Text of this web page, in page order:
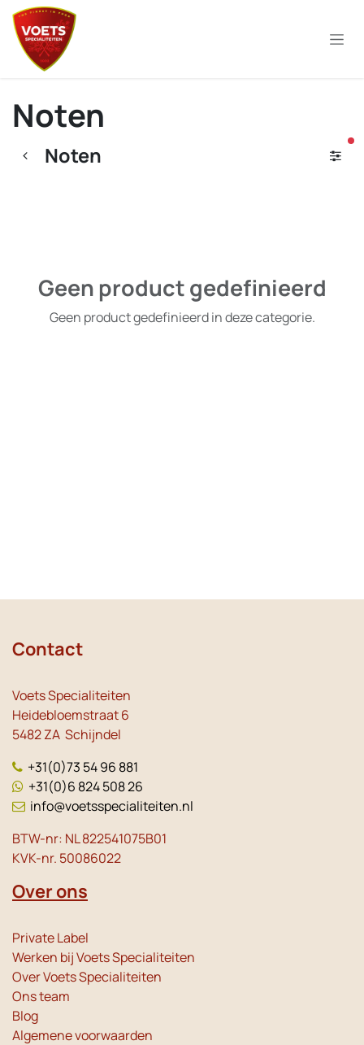
Overslaan naar inhoud
Noten
Noten
Geen product gedefinieerd
Geen product gedefinieerd in deze categorie.
Contact
Voets Specialiteiten
Heidebloemstraat 6
5482 ZA Schijndel
+31(0)73 54 96 881
+31(0)6 824 508 26
info@voetsspecialiteiten.nl
BTW-nr: NL 822541075B01
KVK-nr. 50086022
Over ons
Private Label
Werken bij Voets Specialiteiten
Over Voets Specialiteiten
Ons team
Blog
Algemene voorwaarden